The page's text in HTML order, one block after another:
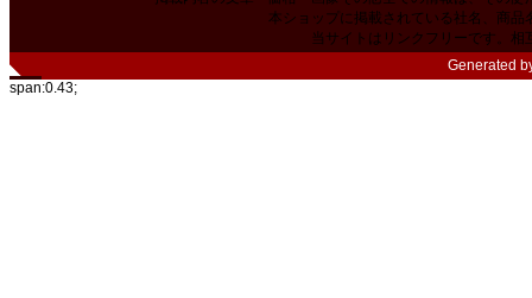
本ショップに掲載されている社名、商
当サイトはリンクフリーです。相
Generated
span:0.43;